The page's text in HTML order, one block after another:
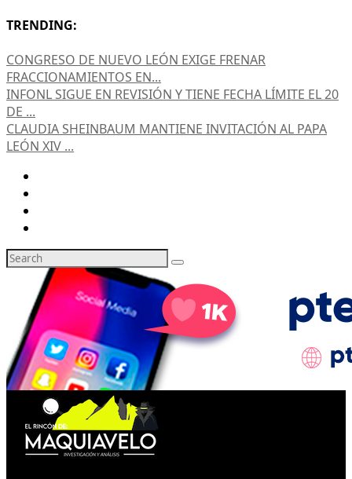
TRENDING:
CONGRESO DE NUEVO LEÓN EXIGE FRENAR
FRACCIONAMIENTOS EN...
INFONL SIGUE EN REVISIÓN Y TIENE FECHA LÍMITE EL 20
DE ...
CLAUDIA SHEINBAUM MANTIENE INVITACIÓN AL PAPA
LEÓN XIV ...